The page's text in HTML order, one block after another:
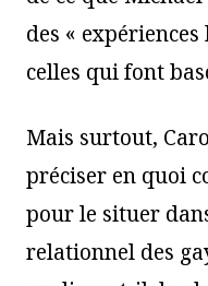
des «
celles qui font
Mais surtout,
préciser en quoi
pour le situer
relationnel des